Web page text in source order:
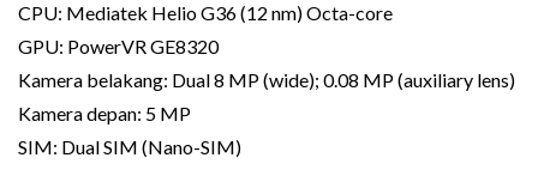
CPU: Mediatek Helio G36 (12 nm) Octa-core
GPU: PowerVR GE8320
Kamera belakang: Dual 8 MP (wide); 0.08 MP (auxiliary lens)
Kamera depan: 5 MP
SIM: Dual SIM (Nano-SIM)